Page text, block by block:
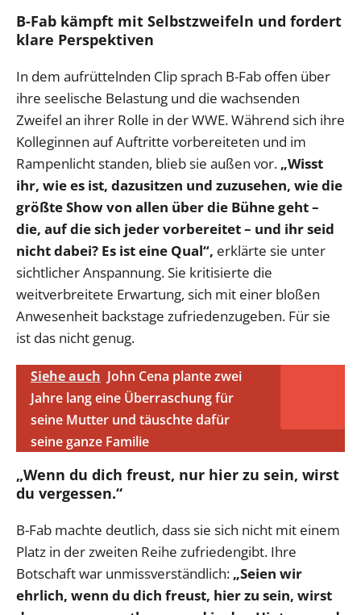
B-Fab kämpft mit Selbstzweifeln und fordert
klare Perspektiven
In dem aufrüttelnden Clip sprach B-Fab offen über
ihre seelische Belastung und die wachsenden
Zweifel an ihrer Rolle in der WWE. Während sich ihre
Kolleginnen auf Auftritte vorbereiteten und im
Rampenlicht standen, blieb sie außen vor. „Wisst
ihr, wie es ist, dazusitzen und zuzusehen, wie die
größte Show von allen über die Bühne geht –
die, auf die sich jeder vorbereitet – und ihr seid
nicht dabei? Es ist eine Qual“, erklärte sie unter
sichtlicher Anspannung. Sie kritisierte die
weitverbreitete Erwartung, sich mit einer bloßen
Anwesenheit backstage zufriedenzugeben. Für sie
ist das nicht genug.
Siehe auch John Cena plante zwei
Jahre lang eine Überraschung für
seine Mutter und täuschte dafür
seine ganze Familie
„Wenn du dich freust, nur hier zu sein, wirst
du vergessen.“
B-Fab machte deutlich, dass sie sich nicht mit einem
Platz in der zweiten Reihe zufriedengibt. Ihre
Botschaft war unmissverständlich: „Seien wir
ehrlich, wenn du dich freust, hier zu sein, wirst